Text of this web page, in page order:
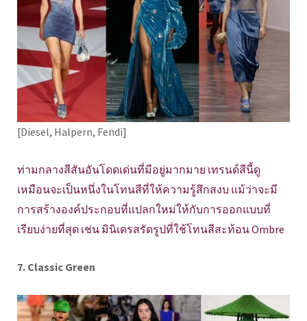
[Diesel, Halpern, Fendi]
ท่ามกลางสีสันอันโดดเด่นที่มีอยู่มากมาย เทรนด์สีนี้ดู
เหมือนจะเป็นหนึ่งในโทนสีที่ให้ความรู้สึกสงบ แม้ว่าจะมี
การสร้างองค์ประกอบที่แปลกใหม่ให้กับการออกแบบที่
เรียบง่ายที่สุด เช่น มินิเดรสรัดรูปที่ใช้โทนสีสะท้อน Ombre
7. Classic Green